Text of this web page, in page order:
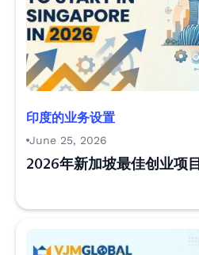
印度的业务设置
June 25, 2026
2026年新加坡最佳创业项目